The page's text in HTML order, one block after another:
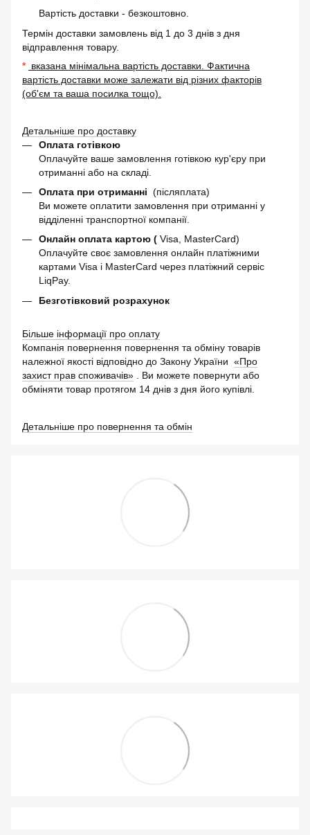
Вартість доставки - безкоштовно.
Термін доставки замовлень від 1 до 3 днів з дня
відправлення товару.
* вказана мінімальна вартість доставки. Фактична
вартість доставки може залежати від різних факторів
(об'єм та ваша посилка тощо).
Детальніше про доставку
Оплата готівкою
Оплачуйте ваше замовлення готівкою кур'єру при
отриманні або на складі.
Оплата при отриманні (післяплата)
Ви можете оплатити замовлення при отриманні у
відділенні транспортної компанії.
Онлайн оплата картою ( Visa, MasterCard)
Оплачуйте своє замовлення онлайн платіжними
картами Visa і MasterCard через платіжний сервіс
LiqPay.
Безготівковий розрахунок
Більше інформації про оплату
Компанія повернення повернення та обміну товарів
належної якості відповідно до Закону України «Про
захист прав споживачів» . Ви можете повернути або
обміняти товар протягом 14 днів з дня його купівлі.
Детальніше про повернення та обмін